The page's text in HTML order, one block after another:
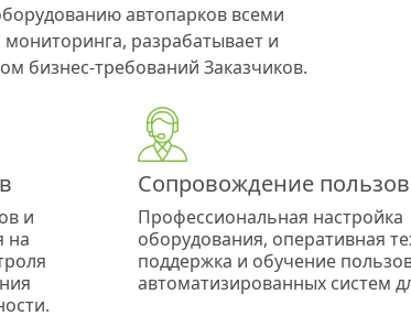
автопарков всеми
разрабатывает и
бизнес-требований Заказчиков.
и
на
Сопровождение
Профессиональная настройка
оборудования, оперативная
поддержка и обучение
автоматизированных систем